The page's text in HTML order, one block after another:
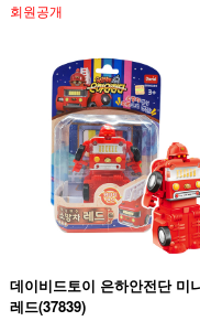
회원공개
데이비드토이 은하안전단 미
레드(37839)